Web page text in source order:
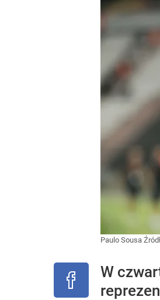
Paulo Sousa
W